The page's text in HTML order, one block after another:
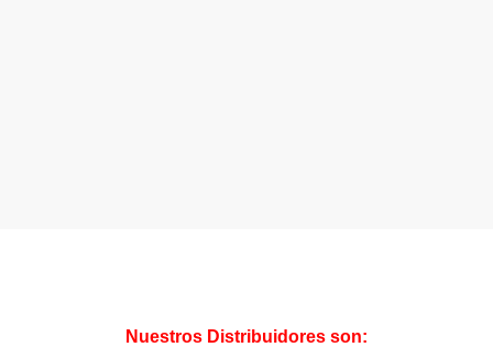
Nuestros Distribuidores son: